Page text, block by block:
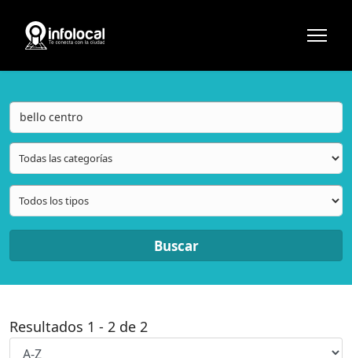
Buscar
Resultados 1 - 2 de 2